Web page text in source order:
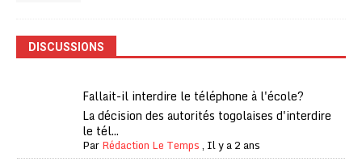
DISCUSSIONS
Fallait-il interdire le téléphone à l'école?
La décision des autorités togolaises d'interdire
le tél...
ParRédaction Le Temps, Il y a 2 ans